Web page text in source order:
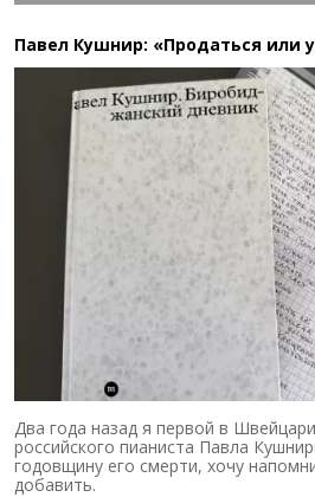
Павел Кушнир: «Продаться или
Два года назад я первой в
российского пианиста Павла
годовщину его смерти, хочу
добавить.